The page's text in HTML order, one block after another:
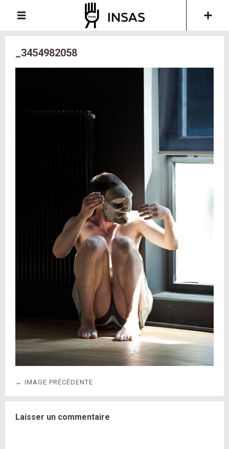
_3454982058
← IMAGE PRÉCÉDENTE
Laisser un commentaire